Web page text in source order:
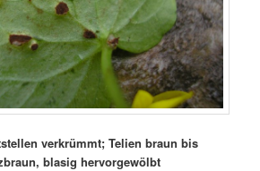
verkrümmt; Telien braun bis
blasig hervorgewölbt